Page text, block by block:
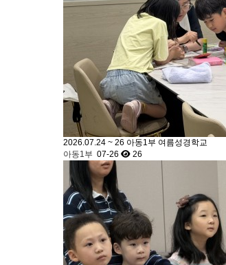
2026.07.24 ~ 26 아동1부 여름성경학교
아동1부 07-26 26